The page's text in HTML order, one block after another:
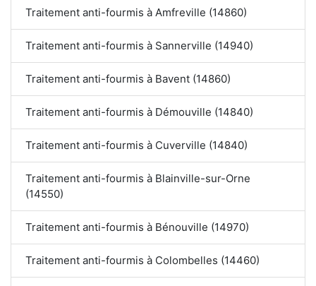
Traitement anti-fourmis à Amfreville (14860)
Traitement anti-fourmis à Sannerville (14940)
Traitement anti-fourmis à Bavent (14860)
Traitement anti-fourmis à Démouville (14840)
Traitement anti-fourmis à Cuverville (14840)
Traitement anti-fourmis à Blainville-sur-Orne
(14550)
Traitement anti-fourmis à Bénouville (14970)
Traitement anti-fourmis à Colombelles (14460)